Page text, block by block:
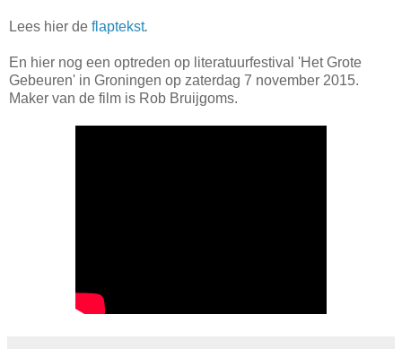
Lees hier de flaptekst.
En hier nog een optreden op literatuurfestival 'Het Grote
Gebeuren' in Groningen op zaterdag 7 november 2015.
Maker van de film is Rob Bruijgoms.